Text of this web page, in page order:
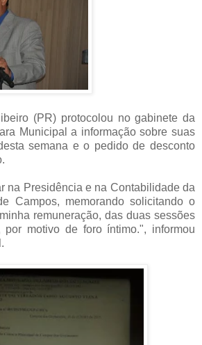
(PR) protocolou no gabinete da
Municipal a informação sobre suas
semana e o pedido de desconto
na Presidência e na Contabilidade da
Campos, memorando solicitando o
remuneração, das duas sessões
por motivo de foro íntimo.", informou